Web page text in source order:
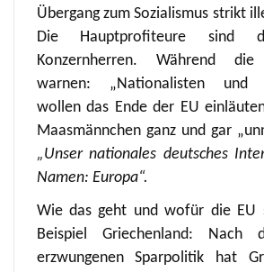
Übergang zum Sozialismus strikt
Die Hauptprofiteure sind
Konzernherren. Während die
warnen: „Nationalisten und
wollen das Ende der EU
Maasmännchen ganz und gar
„Unser nationales deutsches
Namen: Europa“.
Wie das geht und wofür die EU
Beispiel Griechenland:
erzwungenen Sparpolitik hat